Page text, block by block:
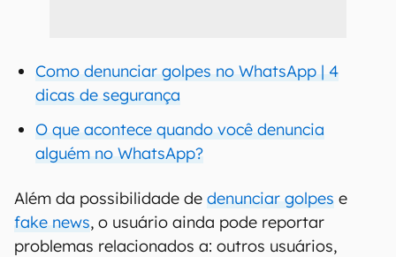
Como denunciar golpes no WhatsApp | 4
dicas de segurança
O que acontece quando você denuncia
alguém no WhatsApp?
Além da possibilidade de denunciar golpes e
fake news, o usuário ainda pode reportar
problemas relacionados a: outros usuários,